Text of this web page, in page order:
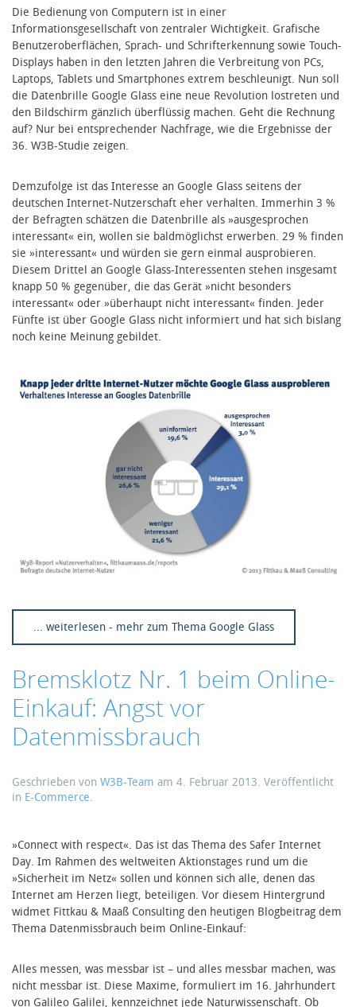
Die Bedienung von Computern ist in einer
Informationsgesellschaft von zentraler Wichtigkeit. Grafische
Benutzeroberflächen, Sprach- und Schrifterkennung sowie Touch-
Displays haben in den letzten Jahren die Verbreitung von PCs,
Laptops, Tablets und Smartphones extrem beschleunigt. Nun soll
die Datenbrille Google Glass eine neue Revolution lostreten und
den Bildschirm gänzlich überflüssig machen. Geht die Rechnung
auf? Nur bei entsprechender Nachfrage, wie die Ergebnisse der
36. W3B-Studie zeigen.
Demzufolge ist das Interesse an Google Glass seitens der
deutschen Internet-Nutzerschaft eher verhalten. Immerhin 3 %
der Befragten schätzen die Datenbrille als »ausgesprochen
interessant« ein, wollen sie baldmöglichst erwerben. 29 % finden
sie »interessant« und würden sie gern einmal ausprobieren.
Diesem Drittel an Google Glass-Interessenten stehen insgesamt
knapp 50 % gegenüber, die das Gerät »nicht besonders
interessant« oder »überhaupt nicht interessant« finden. Jeder
Fünfte ist über Google Glass nicht informiert und hat sich bislang
noch keine Meinung gebildet.
... weiterlesen - mehr zum Thema Google Glass
Bremsklotz Nr. 1 beim Online-
Einkauf: Angst vor
Datenmissbrauch
Geschrieben von W3B-Team am 4. Februar 2013. Veröffentlicht
in E-Commerce.
»Connect with respect«. Das ist das Thema des Safer Internet
Day. Im Rahmen des weltweiten Aktionstages rund um die
»Sicherheit im Netz« sollen und können sich alle, denen das
Internet am Herzen liegt, beteiligen. Vor diesem Hintergrund
widmet Fittkau & Maaß Consulting den heutigen Blogbeitrag dem
Thema Datenmissbrauch beim Online-Einkauf:
Alles messen, was messbar ist – und alles messbar machen, was
nicht messbar ist. Diese Maxime, formuliert im 16. Jahrhundert
von Galileo Galilei, kennzeichnet jede Naturwissenschaft. Ob